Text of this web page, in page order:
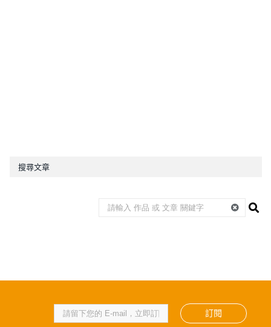
搜尋文章
訂閱